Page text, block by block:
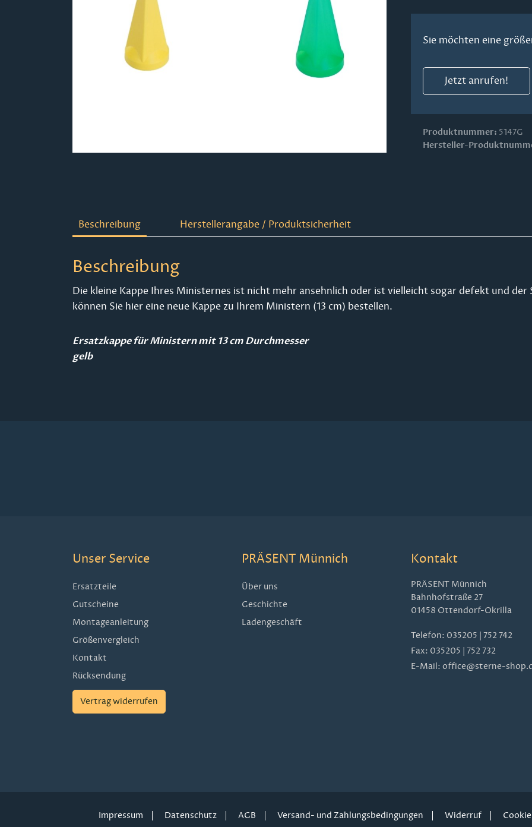
Sie möchten eine
Jetzt anrufen!
Produktnummer: 5147G
Hersteller-
Beschreibung Herstellerangabe / Produktsicherheit
Beschreibung
Die kleine Kappe Ihres Ministernes ist nicht mehr ansehnlich oder ist vielleicht sogar defekt und
können Sie hier eine neue Kappe zu Ihrem Ministern (13 cm) bestellen.
Ersatzkappe für Ministern mit 13 cm Durchmesser
gelb
Unser Service
Ersatzteile
Gutscheine
Montageanleitung
Größenvergleich
Kontakt
Rücksendung
Vertrag widerrufen
PRÄSENT Münnich
Über uns
Geschichte
Ladengeschäft
Kontakt
PRÄSENT Münnich
Bahnhofstraße 27
01458 Ottendorf-Okrilla
Telefon: 035205 | 752 742
Fax: 035205 | 752 732
E-Mail: office@sterne-
Impressum Datenschutz AGB Versand- und Zahlungsbedingungen Widerruf